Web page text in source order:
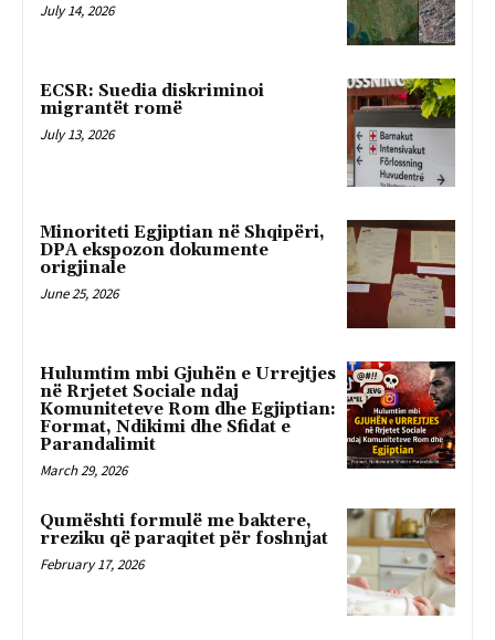
July 14, 2026
ECSR: Suedia diskriminoi
migrantët romë
July 13, 2026
Minoriteti Egjiptian në Shqipëri,
DPA ekspozon dokumente
origjinale
June 25, 2026
Hulumtim mbi Gjuhën e Urrejtjes
në Rrjetet Sociale ndaj
Komuniteteve Rom dhe Egjiptian:
Format, Ndikimi dhe Sfidat e
Parandalimit
March 29, 2026
Qumështi formulë me baktere,
rreziku që paraqitet për foshnjat
February 17, 2026